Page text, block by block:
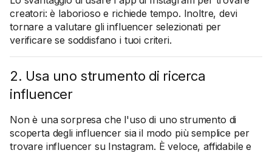
creatori: è laborioso e richiede tempo. Inoltre, devi
tornare a valutare gli influencer selezionati per
verificare se soddisfano i tuoi criteri.
2. Usa uno strumento di ricerca
influencer
Non è una sorpresa che l'uso di uno strumento di
scoperta degli influencer sia il modo più semplice per
trovare influencer su Instagram. È veloce, affidabile e